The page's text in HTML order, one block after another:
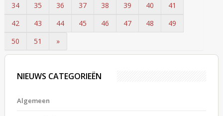
34
35 36 37 38 39 40
41
42
43 44 45 46 47 48
49
50
51 »
NIEUWS CATEGORIEËN
Algemeen